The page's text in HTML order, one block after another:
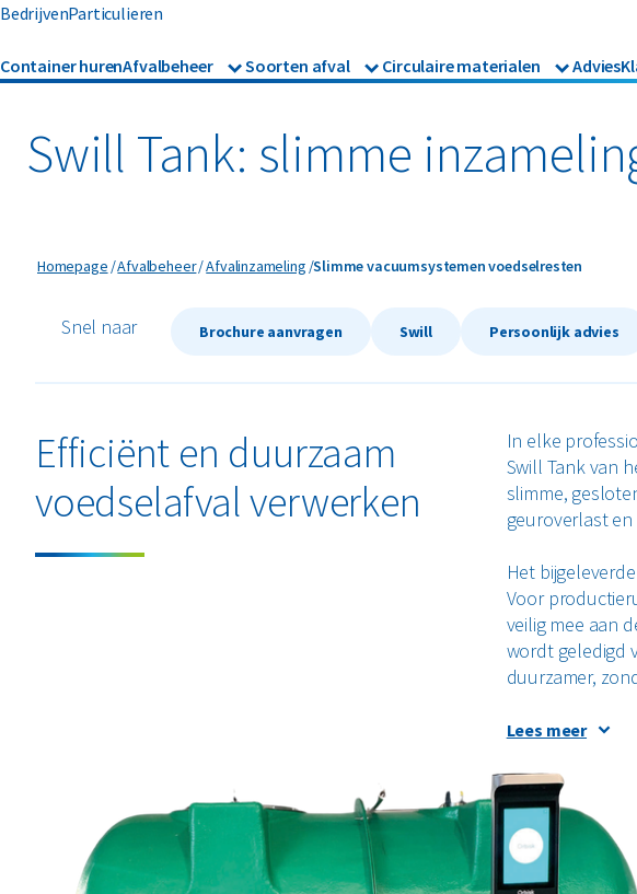
BedrijvenParticulieren
Container hurenAfvalbeheer
Afzetcontainers
Inzamelmiddelen gevaarlijk
Interne inzamelmiddelen
Horeca en
Zakelijke
Bekijk alle branches
Soorten afval
Banden Glas
Circulaire materialen
Hout Mineralen
Advies
Swill Tank: slimme
Homepage Afvalbeheer Afvalinzameling Slimme vacuumsystemen voedselresten
Slimme vacuumsystemen voedselresten
Snel naar Brochure aanvragen Swill Persoonlijk advies
Efficiënt en duurzaam
voedselafval verwerken
In elke
Swill Tank van
slimme,
geuroverlast
Het
Voor
veilig mee aan
wordt geledigd
duurzamer,
Voor elke
behoeften. Van
Standaard
Lees meer